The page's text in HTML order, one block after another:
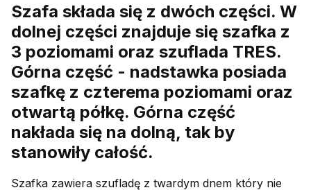
Szafa składa się z dwóch części. W
dolnej części znajduje się szafka z
3 poziomami oraz szuflada TRES.
Górna część - nadstawka posiada
szafkę z czterema poziomami oraz
otwartą półkę. Górna część
nakłada się na dolną, tak by
stanowiły całość.
Szafka zawiera szufladę z twardym dnem który nie